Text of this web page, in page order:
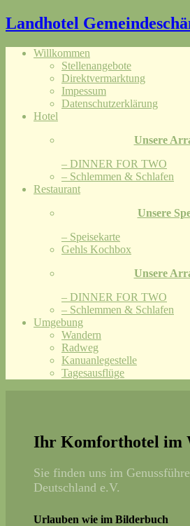
Landhotel
Willkommen
Stellenangebote
Direktvermarktung
Impessum
Datenschutzerklärung
Hotel
Unsere
– DINNER FOR TWO
– Schlemmen & Schlafen
Restaurant
Unsere
– Speisekarte
Gehls Kochbox
Unsere
– DINNER FOR TWO
– Schlemmen & Schlafen
Umgebung
Wandern
Radweg
Kanuanlegestelle
Tagesausflüge
Ihr Komforthotel im
Sie finden uns im
Deutschland e.V.
Urlauben wie im Bilderbuch